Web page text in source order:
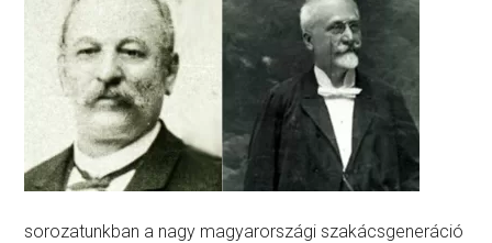
sorozatunkban a nagy magyarországi szakácsgeneráció